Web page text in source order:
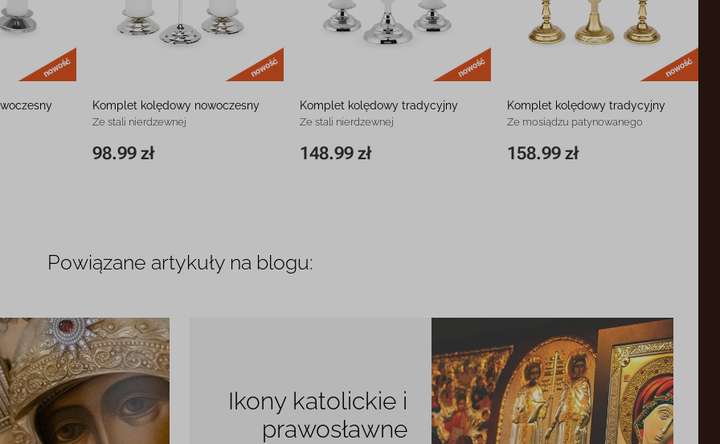
nowość
Komplet kolędowy nowoczesny
Ze stali nierdzewnej
98.99 zł
19 cm
Komplet kolędowy tradycyjny
Ze stali nierdzewnej
148.99 zł
20 cm
Komplet kolędowy tradycyjny
Ze mosiądzu patynowanego
158.99 zł
20,5 cm
Powiązane artykuły na blogu:
Ikony katolickie i
prawosławne